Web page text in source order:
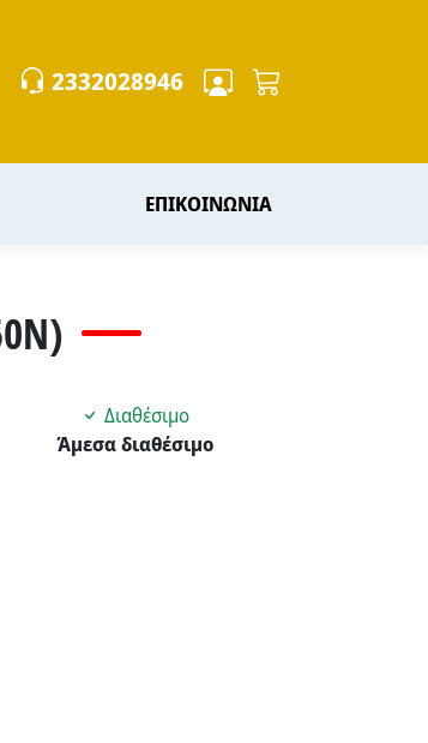
2332028946
ΕΠΙΚΟΙΝΩΝΙΑ
Διαθέσιμο
Άμεσα διαθέσιμο